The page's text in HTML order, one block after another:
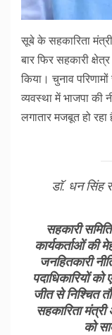
सूबे के सहकारिता
बार फिर सहकारी
किया। चुनाव
व्यवस्था में भाजपा की
लगातार मजबूत हो रहा
डाॅ. धन सिंह
सहकारी
कार्यकर्ताओं की
जनहितकारी
पदाधिकारियों
जीत से निश्चित
सहकारिता
को